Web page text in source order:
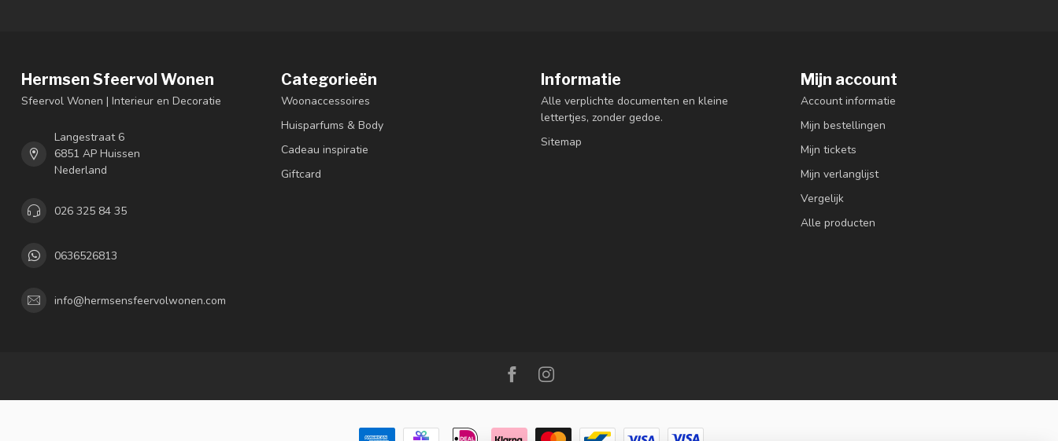
Hermsen Sfeervol Wonen
Sfeervol Wonen | Interieur en Decoratie
Langestraat 6
6851 AP Huissen
Nederland
026 325 84 35
0636526813
info@hermsensfeervolwonen.com
Categorieën
Woonaccessoires
Huisparfums & Body
Cadeau inspiratie
Giftcard
Informatie
Alle verplichte documenten en kleine
lettertjes, zonder gedoe.
Sitemap
Mijn account
Account informatie
Mijn bestellingen
Mijn tickets
Mijn verlanglijst
Vergelijk
Alle producten